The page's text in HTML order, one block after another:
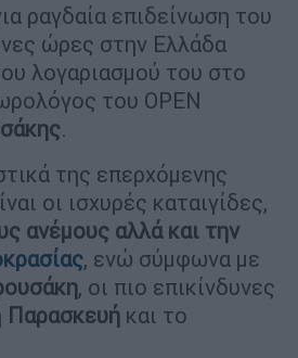
ραγδαία επιδείνωση του
ώρες στην Ελλάδα
λογαριασμού του στο
του OPEN
.
της επερχόμενης
οι ισχυρές καταιγίδες,
ανέμους αλλά και την
, ενώ σύμφωνα με
, οι πιο επικίνδυνες
Παρασκευή και το